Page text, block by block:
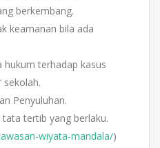
berkembang.
keamanan bila ada
hukum terhadap kasus
sekolah.
Penyuluhan.
tertib yang berlaku.
wiyata-mandala/)